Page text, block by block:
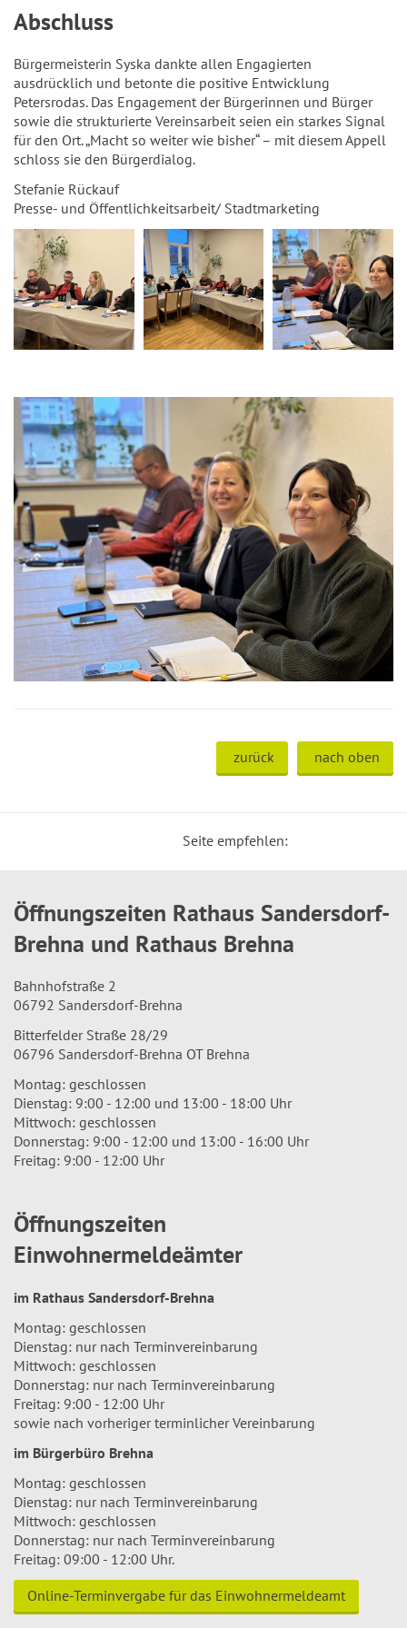
Abschluss
Bürgermeisterin Syska dankte allen Engagierten
ausdrücklich und betonte die positive Entwicklung
Petersrodas. Das Engagement der Bürgerinnen und Bürger
sowie die strukturierte Vereinsarbeit seien ein starkes Signal
für den Ort. „Macht so weiter wie bisher“ – mit diesem Appell
schloss sie den Bürgerdialog.
Stefanie Rückauf
Presse- und Öffentlichkeitsarbeit/ Stadtmarketing
zurück nach oben
Seite empfehlen:
Öffnungszeiten Rathaus Sandersdorf-
Brehna und Rathaus Brehna
Bahnhofstraße 2
06792 Sandersdorf-Brehna
Bitterfelder Straße 28/29
06796 Sandersdorf-Brehna OT Brehna
Montag: geschlossen
Dienstag: 9:00 - 12:00 und 13:00 - 18:00 Uhr
Mittwoch: geschlossen
Donnerstag: 9:00 - 12:00 und 13:00 - 16:00 Uhr
Freitag: 9:00 - 12:00 Uhr
Öffnungszeiten
Einwohnermeldeämter
im Rathaus Sandersdorf-Brehna
Montag: geschlossen
Dienstag: nur nach Terminvereinbarung
Mittwoch: geschlossen
Donnerstag: nur nach Terminvereinbarung
Freitag: 9:00 - 12:00 Uhr
sowie nach vorheriger terminlicher Vereinbarung
im Bürgerbüro Brehna
Montag: geschlossen
Dienstag: nur nach Terminvereinbarung
Mittwoch: geschlossen
Donnerstag: nur nach Terminvereinbarung
Freitag: 09:00 - 12:00 Uhr.
Online-Terminvergabe für das Einwohnermeldeamt